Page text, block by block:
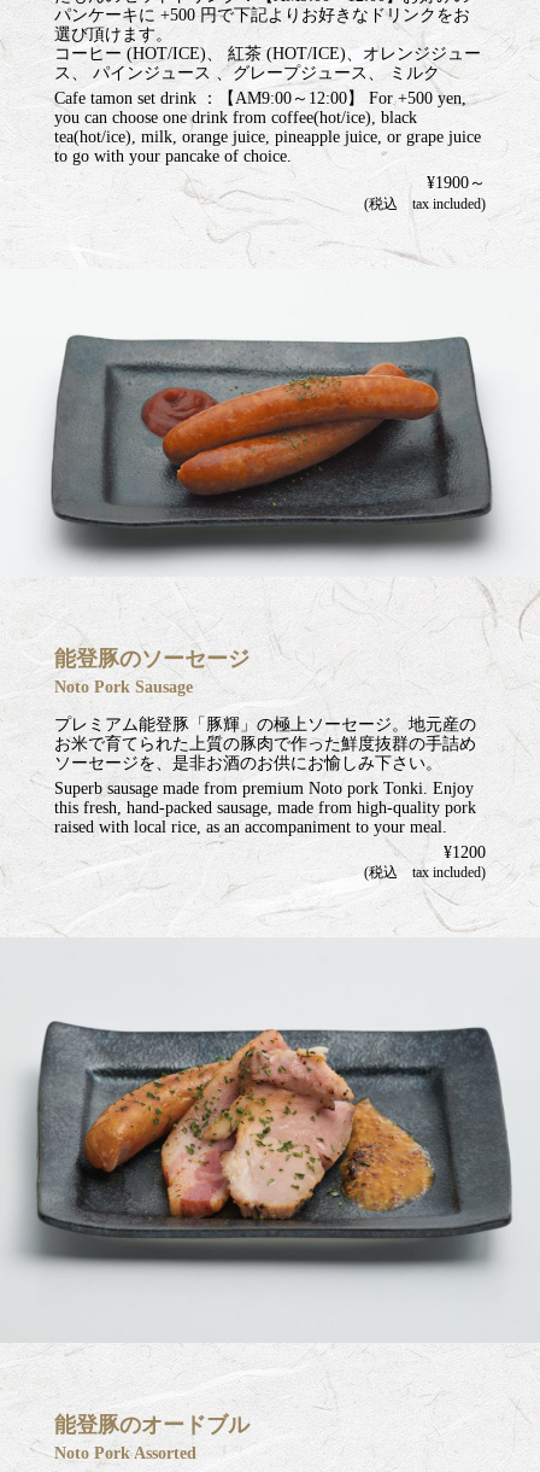
パンケーキに +500 円で下記よりお好きなドリンクをお
選び頂けます。
コーヒー (HOT/ICE)、 紅茶 (HOT/ICE)、オレンジジュー
ス、 パインジュース 、グレープジュース、 ミルク
Cafe tamon set drink ：【AM9:00～12:00】 For +500 yen,
you can choose one drink from coffee(hot/ice), black
tea(hot/ice), milk, orange juice, pineapple juice, or grape juice
to go with your pancake of choice.
¥1900～
(税込 tax included)
能登豚のソーセージ
Noto Pork Sausage
プレミアム能登豚「豚輝」の極上ソーセージ。地元産の
お米で育てられた上質の豚肉で作った鮮度抜群の手詰め
ソーセージを、是非お酒のお供にお愉しみ下さい。
Superb sausage made from premium Noto pork Tonki. Enjoy
this fresh, hand-packed sausage, made from high-quality pork
raised with local rice, as an accompaniment to your meal.
¥1200
(税込 tax included)
能登豚のオードブル
Noto Pork Assorted